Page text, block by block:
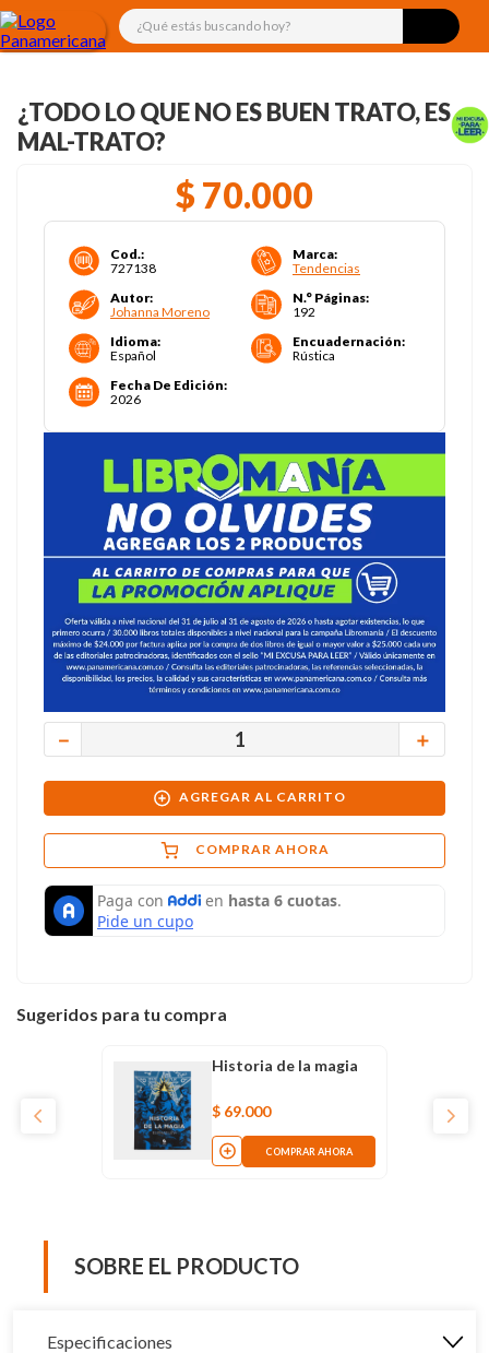
¿Qué estás buscando hoy?
¿TODO LO QUE NO ES BUEN TRATO, ES
MAL-TRATO?
$ 70.000
Cod.:
727138
Marca:
Tendencias
Autor:
Johanna Moreno
N.° Páginas:
192
Idioma:
Español
Encuadernación:
Rústica
Fecha De Edición:
2026
＋
－
AGREGAR AL CARRITO
COMPRAR AHORA
Sugeridos para tu compra
Historia de la magia
$ 69.000
COMPRAR AHORA
SOBRE EL PRODUCTO
Especificaciones